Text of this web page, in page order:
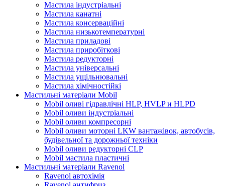
Мастила індустріальні
Мастила канатні
Мастила консерваційні
Мастила низькотемпературні
Мастила приладові
Мастила приробіткові
Мастила редукторні
Мастила універсальні
Мастила ущільнювальні
Мастила хімічностійкі
Мастильні матеріали Mobil
Mobil оливі гідравлічні HLP, HVLP и HLPD
Mobil оливи індустріальні
Mobil оливи компресорні
Mobil оливи моторні LKW вантажівок, автобусів,
будівельної та дорожньої техніки
Mobil оливи редукторні CLP
Mobil мастила пластичні
Мастильні матеріали Ravenol
Ravenol автохімія